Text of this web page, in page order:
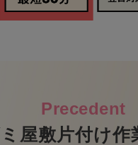
屋敷片付け作